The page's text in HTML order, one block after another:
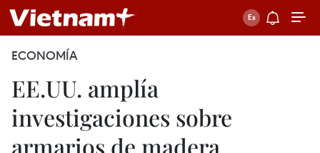
ECONOMÍA
EE.UU. amplía
investigaciones sobre
armarios de madera